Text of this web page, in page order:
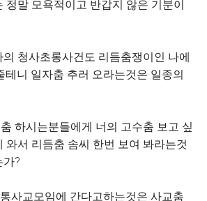
정말 모욕적이고 반갑지 않은 기분이
청사초롱사건도 리듬춤쟁이인 나에
테니 일자춤 추러 오라는것은 일종의
하시는분들에게 너의 고수춤 보고 싶
와서 리듬춤 솜씨 한번 보여 봐라는것
가?
사교모임에 간다고하는것은 사교춤